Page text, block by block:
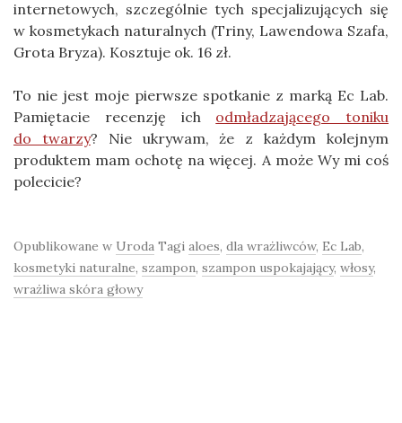
internetowych, szczególnie tych specjalizujących się
w kosmetykach naturalnych (Triny, Lawendowa Szafa,
Grota Bryza). Kosztuje ok. 16 zł.
To nie jest moje pierwsze spotkanie z marką Ec Lab.
Pamiętacie recenzję ich odmładzającego toniku
do twarzy? Nie ukrywam, że z każdym kolejnym
produktem mam ochotę na więcej. A może Wy mi coś
polecicie?
Opublikowane w Uroda Tagi aloes, dla wrażliwców, Ec Lab,
kosmetyki naturalne, szampon, szampon uspokajający, włosy,
wrażliwa skóra głowy